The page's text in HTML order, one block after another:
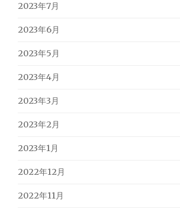
2023年7月
2023年6月
2023年5月
2023年4月
2023年3月
2023年2月
2023年1月
2022年12月
2022年11月